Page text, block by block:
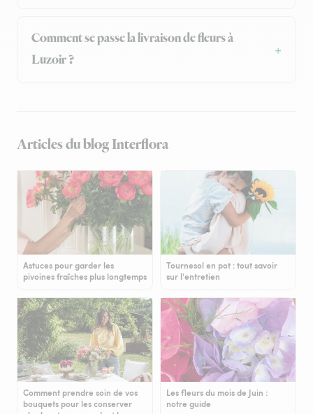
Comment se passe la livraison de fleurs à
Luzoir ?
Articles du blog Interflora
Astuces pour garder les
pivoines fraîches plus longtemps
Tournesol en pot : tout savoir
sur l'entretien
Comment prendre soin de vos
bouquets pour les conserver
Les fleurs du mois de Juin :
notre guide